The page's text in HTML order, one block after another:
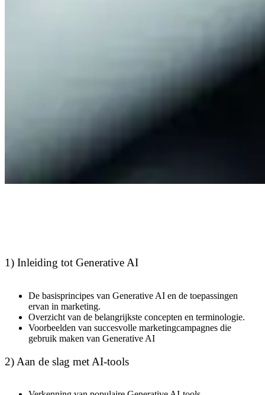
1) Inleiding tot Generative AI
De basisprincipes van Generative AI en de toepassingen
ervan in marketing.
Overzicht van de belangrijkste concepten en terminologie.
Voorbeelden van succesvolle marketingcampagnes die
gebruik maken van Generative AI
2) Aan de slag met AI-tools